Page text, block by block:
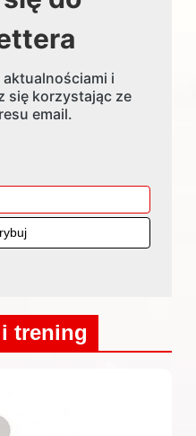
aktualnościami i
się korzystając ze
email.
trening